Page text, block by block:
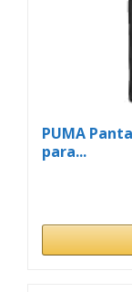
PUMA
para...